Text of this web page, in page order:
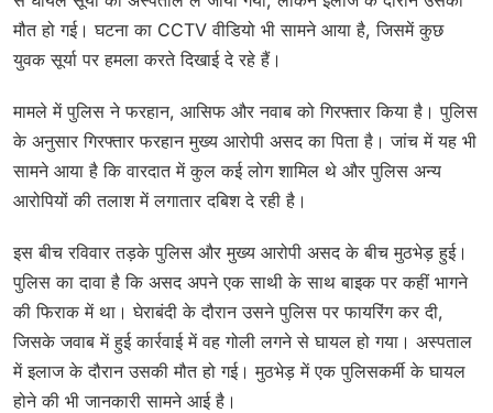
मौत हो गई। घटना का CCTV वीडियो भी सामने आया है, जिसमें कुछ
युवक सूर्या पर हमला करते दिखाई दे रहे हैं।
मामले में पुलिस ने फरहान, आसिफ और नवाब को गिरफ्तार किया है। पुलिस
के अनुसार गिरफ्तार फरहान मुख्य आरोपी असद का पिता है। जांच में यह भी
सामने आया है कि वारदात में कुल कई लोग शामिल थे और पुलिस अन्य
आरोपियों की तलाश में लगातार दबिश दे रही है।
इस बीच रविवार तड़के पुलिस और मुख्य आरोपी असद के बीच मुठभेड़ हुई।
पुलिस का दावा है कि असद अपने एक साथी के साथ बाइक पर कहीं भागने
की फिराक में था। घेराबंदी के दौरान उसने पुलिस पर फायरिंग कर दी,
जिसके जवाब में हुई कार्रवाई में वह गोली लगने से घायल हो गया। अस्पताल
में इलाज के दौरान उसकी मौत हो गई। मुठभेड़ में एक पुलिसकर्मी के घायल
होने की भी जानकारी सामने आई है।